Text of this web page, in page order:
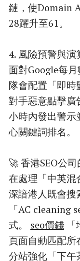
鏈，使Domain
28躍升至61。
4. 風險預警與演
面對Google每
隊會配置「即
對手惡意點擊廣
小時內發出警示
心關鍵詞排名。
🚀 香港SEO公
在處理「中英混
深諳港人既會搜
「AC cleaning
式。 seo價錢「
頁面自動匹配
分站強化「下午